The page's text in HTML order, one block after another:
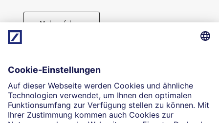
Direktabschluss möglich
Geld anlegen
Mehr erfahren
Die selbstständigen Finanzberater:innen beraten in
Finanzgeschäften, die sie für die Deutsche Bank AG